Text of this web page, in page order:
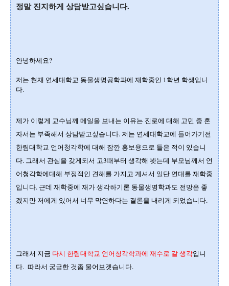
정말 진지하게 상담받고싶습니다.
안녕하세요?
저는 현재 연세대학교 동물생명공학과에 재학중인 1학년 학생입니
다.
제가 이렇게 교수님께 메일을 보내는 이유는 진로에 대해 고민 중 혼
자서는 부족해서 상담받고싶습니다. 저는 연세대학교에 들어가기전
한림대학교 언어청각학에 대해 잠깐 홍보용으로 들은 적이 있습니
다. 그래서 관심을 갖게되서 고3때부터 생각해 봣는데 부모님께서 언
어청각학에대해 부정적인 견해를 가지고 계셔서 일단 연대를 재학중
입니다. 근데 재학중에 재가 생각하기론 동물생명학과도 전망은 좋
겠지만 저에게 있어서 너무 막연하다는 결론을 내리게 되었습니다.
그래서 지금 다시 한림대학교 언어청각학과에 재수로 갈 생각입니
다. 따라서 궁금한 것좀 물어보겟습니다.